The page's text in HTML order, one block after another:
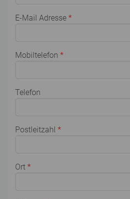
E-Mail Adresse *
Mobiltelefon *
Telefon
Postleitzahl *
Ort *